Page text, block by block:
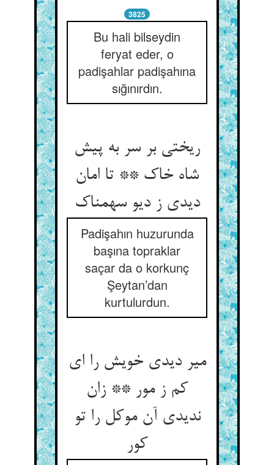
3825
Bu hali bilseydin
feryat eder, o
padişahlar padişahına
sığınırdın.
ریختی بر سر به پیش
شاه خاک ** تا امان
دیدی ز دیو سهمناک
Padişahın huzurunda
başına topraklar
saçar da o korkunç
Şeytan’dan
kurtulurdun.
میر دیدی خویش را ای
کم ز مور ** زان
ندیدی آن موکل را تو
کور